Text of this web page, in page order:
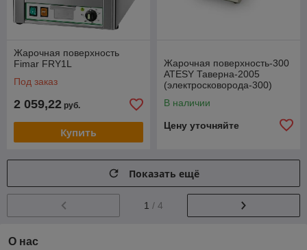
Жарочная поверхность
Fimar FRY1L
Под заказ
2 059,22 руб.
Купить
Жарочная поверхность-300
ATESY Таверна-2005
(электросковорода-300)
В наличии
Цену уточняйте
Показать ещё
1 / 4
О нас